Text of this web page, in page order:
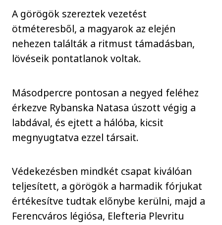
A görögök szereztek vezetést
ötméteresből, a magyarok az elején
nehezen találták a ritmust támadásban,
lövéseik pontatlanok voltak.
Másodpercre pontosan a negyed feléhez
érkezve Rybanska Natasa úszott végig a
labdával, és ejtett a hálóba, kicsit
megnyugtatva ezzel társait.
Védekezésben mindkét csapat kiválóan
teljesített, a görögök a harmadik fórjukat
értékesítve tudtak előnybe kerülni, majd a
Ferencváros légiósa, Elefteria Plevritu